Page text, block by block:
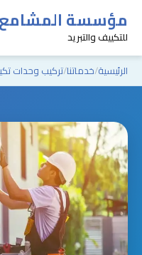
مؤسسة المشامع
للتكييف والتبريد
الرئيسية خدماتنا تركيب وحدات